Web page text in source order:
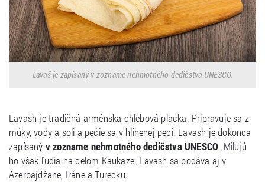
Lavaš je zapísaný v zozname nehmotného dedičstva UNESCO.
Lavash je tradičná arménska chlebová placka. Pripravuje sa z
múky, vody a soli a pečie sa v hlinenej peci. Lavash je dokonca
zapísaný v zozname nehmotného dedičstva UNESCO. Milujú
ho však ľudia na celom Kaukaze. Lavash sa podáva aj v
Azerbajdžane, Iráne a Turecku.